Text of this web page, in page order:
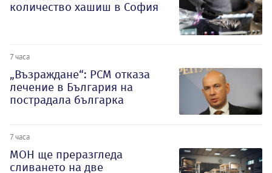
количество хашиш в София
7 часа
„Възраждане“: РСМ отказа
лечение в България на
пострадала българка
7 часа
МОН ще преразгледа
сливането на две